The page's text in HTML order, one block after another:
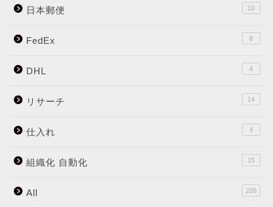
日本郵便 10
FedEx 8
DHL 4
リサーチ 14
仕入れ 4
組織化 自動化 15
All 208